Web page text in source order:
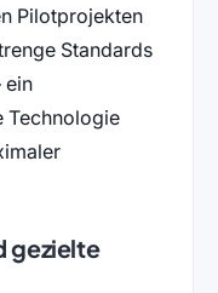
Pilotprojekten
Standards
ein
Technologie
gezielte